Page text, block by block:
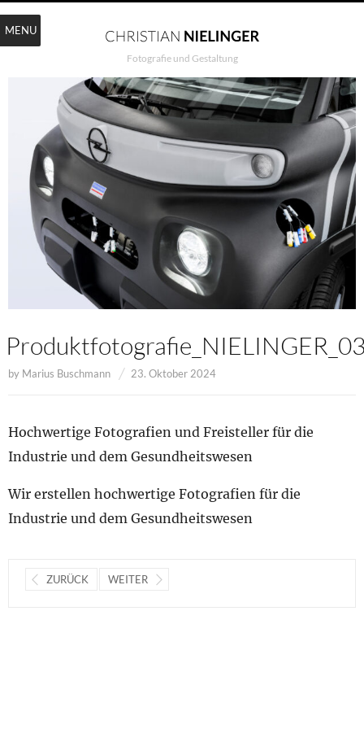
Fotografie und Gestaltung
by Marius Buschmann 23. Oktober 2024
Hochwertige Fotografien und Freisteller für die
Industrie und dem Gesundheitswesen
Wir erstellen hochwertige Fotografien für die
Industrie und dem Gesundheitswesen
ZURÜCK WEITER
MENU